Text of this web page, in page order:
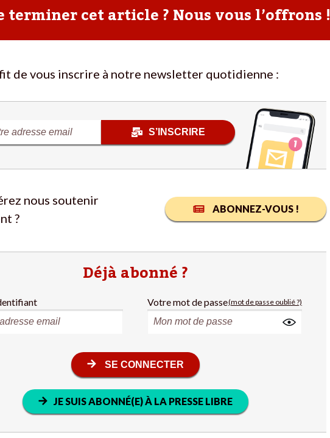
terminer cet article ? Nous vous l’offrons !
de vous inscrire à notre newsletter quotidienne :
S’INSCRIRE
nous soutenir
?
ABONNEZ-VOUS !
Déjà abonné ?
Votre mot de passe(mot de passe oublié ?)
SE CONNECTER
JE SUIS ABONNÉ(E) À LA PRESSE LIBRE